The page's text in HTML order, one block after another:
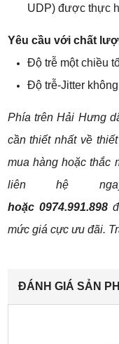
UDP) được thực
Yêu cầu với chất
Độ trễ một chiều
Độ trễ-Jitter
Phía trên Hải Hưng
cần thiết nhất về
mua hàng hoặc thắc
liên hệ
hoặc 0974.991.898
mức giá cực ưu đãi.
ĐÁNH GIÁ SẢN